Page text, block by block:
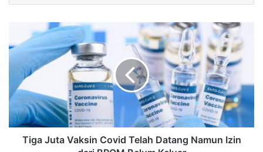
Tiga Juta Vaksin Covid Telah Datang Namun Izin